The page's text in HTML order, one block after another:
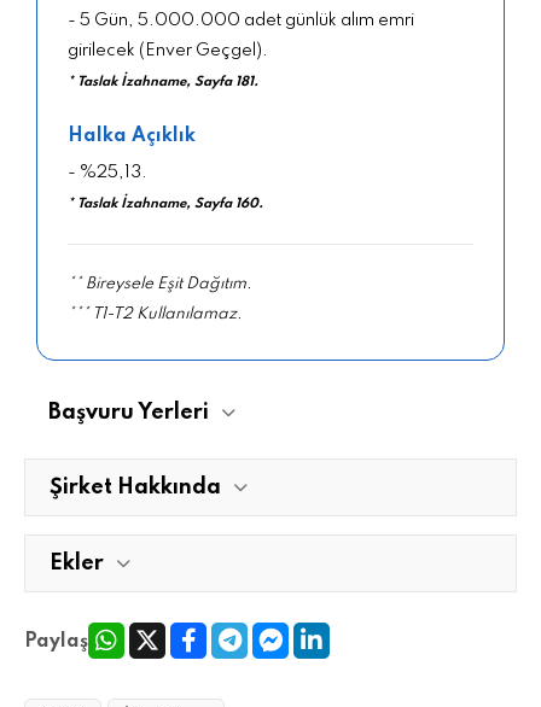
- 5 Gün, 5.000.000 adet günlük alım emri
girilecek (Enver Geçgel).
* Taslak İzahname, Sayfa 181.
Halka Açıklık
- %25,13.
* Taslak İzahname, Sayfa 160.
** Bireysele Eşit Dağıtım.
*** T1-T2 Kullanılamaz.
Başvuru Yerleri
Şirket Hakkında
Ekler
Paylaş